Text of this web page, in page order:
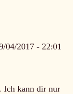
04/2017 - 22:01
Ich kann dir nur